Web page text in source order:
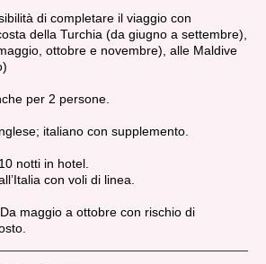
di completare il viaggio con
della Turchia (da giugno a settembre),
ottobre e novembre), alle Maldive
per 2 persone.
italiano con supplemento.
notti in hotel.
con voli di linea.
maggio a ottobre con rischio di